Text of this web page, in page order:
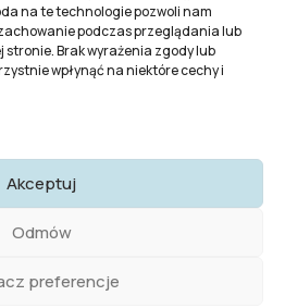
na te technologie pozwoli nam
podczas przeglądania lub
Brak wyrażenia zgody lub
wpłynąć na niektóre cechy i
Akceptuj
Odmów
preferencje
przez
I Cookies
by